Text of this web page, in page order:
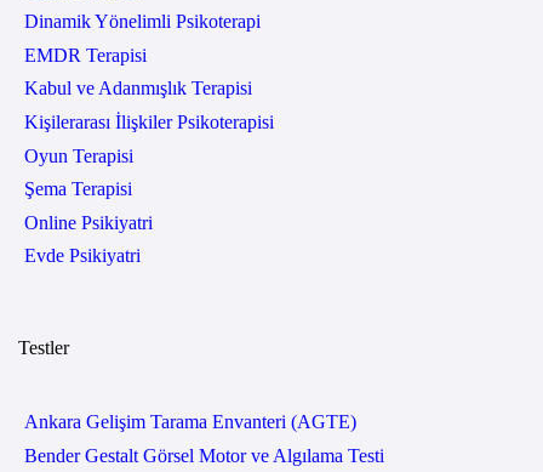
Dinamik Yönelimli Psikoterapi
EMDR Terapisi
Kabul ve Adanmışlık Terapisi
Kişilerarası İlişkiler Psikoterapisi
Oyun Terapisi
Şema Terapisi
Online Psikiyatri
Evde Psikiyatri
Testler
Ankara Gelişim Tarama Envanteri (AGTE)
Bender Gestalt Görsel Motor ve Algılama Testi